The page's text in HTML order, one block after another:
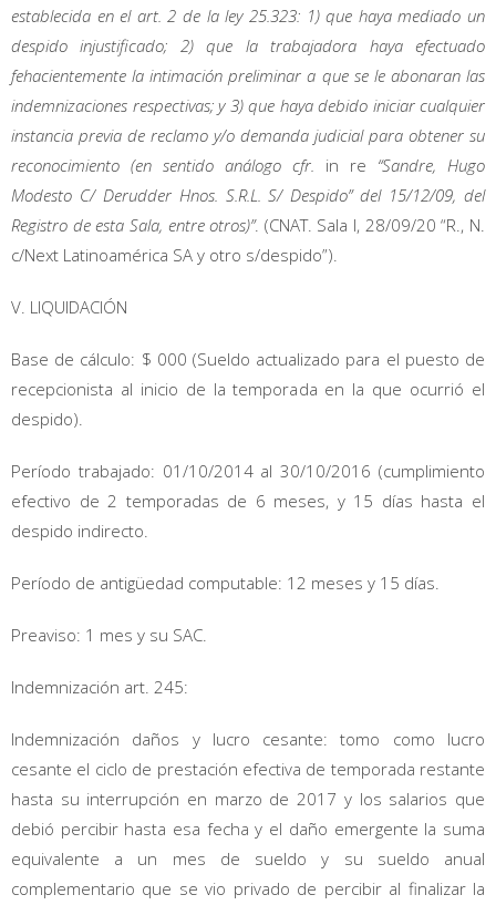
establecida en el art. 2 de la ley 25.323: 1) que haya mediado un
despido injustificado; 2) que la trabajadora haya efectuado
fehacientemente la intimación preliminar a que se le abonaran las
indemnizaciones respectivas; y 3) que haya debido iniciar cualquier
instancia previa de reclamo y/o demanda judicial para obtener su
reconocimiento (en sentido análogo cfr. in re “Sandre, Hugo
Modesto C/ Derudder Hnos. S.R.L. S/ Despido” del 15/12/09, del
Registro de esta Sala, entre otros)”. (CNAT. Sala I, 28/09/20 “R., N.
c/Next Latinoamérica SA y otro s/despido”).
V. LIQUIDACIÓN
Base de cálculo: $ 000 (Sueldo actualizado para el puesto de
recepcionista al inicio de la temporada en la que ocurrió el
despido).
Período trabajado: 01/10/2014 al 30/10/2016 (cumplimiento
efectivo de 2 temporadas de 6 meses, y 15 días hasta el
despido indirecto.
Período de antigüedad computable: 12 meses y 15 días.
Preaviso: 1 mes y su SAC.
Indemnización art. 245:
Indemnización daños y lucro cesante: tomo como lucro
cesante el ciclo de prestación efectiva de temporada restante
hasta su interrupción en marzo de 2017 y los salarios que
debió percibir hasta esa fecha y el daño emergente la suma
equivalente a un mes de sueldo y su sueldo anual
complementario que se vio privado de percibir al finalizar la